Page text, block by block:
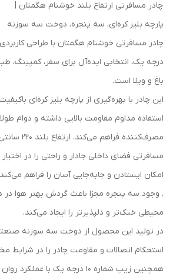
چادر مسافرتی ارتفاع بلند خوشنام هگمتان |
پارچه بلیز کره‌ای، سه پنجره، دوخت سه سوزنه
چادر مسافرتی خوشنام هگمتان با طراحی کاربردی
درجه یک، انتخابی ایده‌آل برای سفر، کمپینگ،
باغ و ویلا است.
این چادر با بهره‌گیری از پارچه بلیز کره‌ای
استفاده مداوم مقاومت بالایی داشته و دوام
مصرف‌کننده
مسافرتی فضای داخلی جادار و راحتی را در
امکان ایستادن و جابه‌جایی آسان را فراهم می‌کند
. وجود سه پنجره مجزا باعث گردش بهتر هوا در
محیطی خنک‌تر و دلپذیرتر را ایجاد می‌کند.
در تولید این محصول از دوخت سه سوزنه
استحکام اتصالات و مقاومت چادر را در شرایط
همچنین زیپ شماره ۱۰ درجه یک با